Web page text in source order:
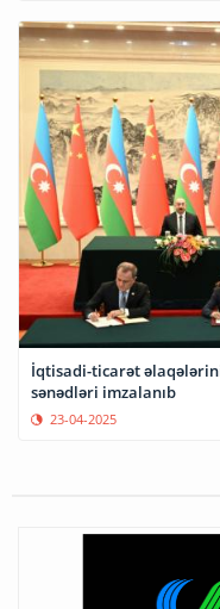
İqtisadi-ticarət
sənədləri imzalanıb
23-04-2025